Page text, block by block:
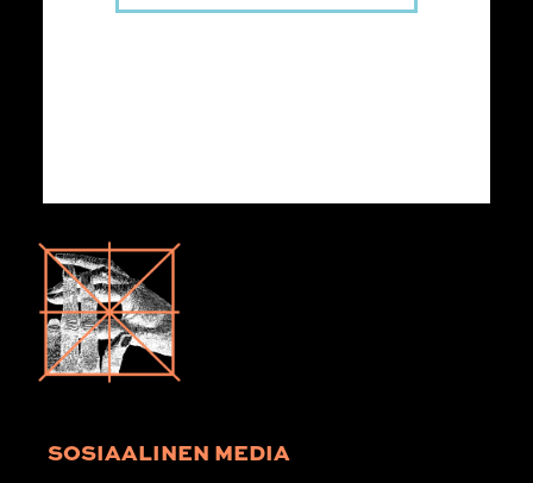
SOSIAALINEN MEDIA